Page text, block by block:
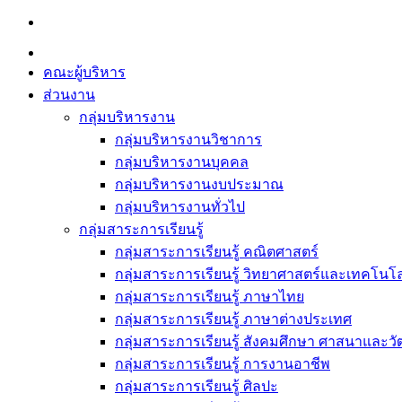
Skip
content
คณะผู้บริหาร
ส่วนงาน
กลุ่มบริหารงาน
กลุ่มบริหารงานวิชาการ
กลุ่มบริหารงานบุคคล
กลุ่มบริหารงานงบประมาณ
กลุ่มบริหารงานทั่วไป
กลุ่มสาระการเรียนรู้
กลุ่มสาระการเรียนรู้ คณิตศาสตร์
กลุ่มสาระการเรียนรู้ วิทยาศาสตร์และเทคโนโ
กลุ่มสาระการเรียนรู้ ภาษาไทย
กลุ่มสาระการเรียนรู้ ภาษาต่างประเทศ
กลุ่มสาระการเรียนรู้ สังคมศึกษา ศาสนาและ
กลุ่มสาระการเรียนรู้ การงานอาชีพ
กลุ่มสาระการเรียนรู้ ศิลปะ